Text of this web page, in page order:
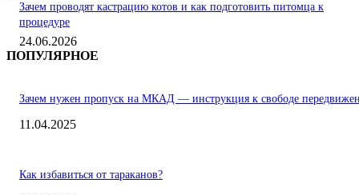
Зачем проводят кастрацию котов и как подготовить питомца к
процедуре
24.06.2026
ПОПУЛЯРНОЕ
Зачем нужен пропуск на МКАД — инструкция к свободе
11.04.2025
Как избавиться от тараканов?